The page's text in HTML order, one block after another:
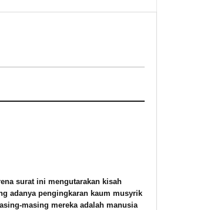
surat ini mengutarakan kisah
adanya pengingkaran kaum musyrik
masing mereka adalah manusia